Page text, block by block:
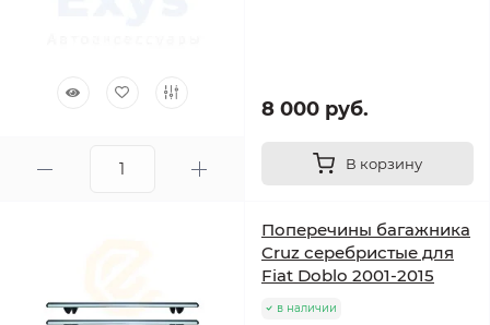
8 000 руб.
В корзину
Поперечины багажника
Cruz серебристые для
Fiat Doblo 2001-2015
в наличии